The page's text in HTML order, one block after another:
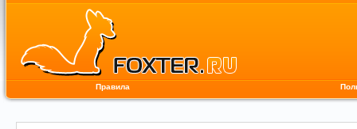
Правила